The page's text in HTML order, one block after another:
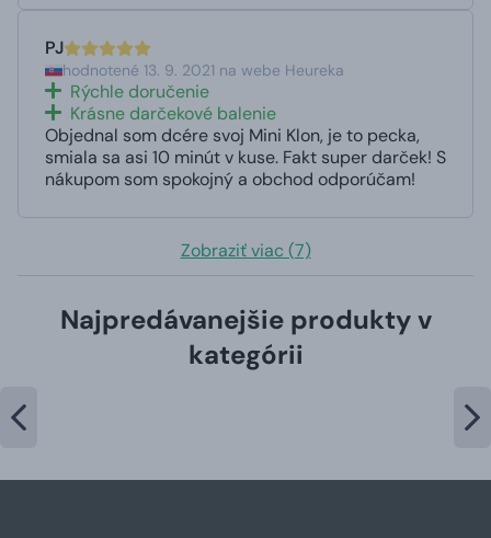
PJ
hodnotené 13. 9. 2021 na webe Heureka
Rýchle doručenie
Krásne darčekové balenie
Objednal som dcére svoj Mini Klon, je to pecka,
smiala sa asi 10 minút v kuse. Fakt super darček! S
nákupom som spokojný a obchod odporúčam!
Zobraziť viac (7)
Najpredávanejšie produkty v
kategórii